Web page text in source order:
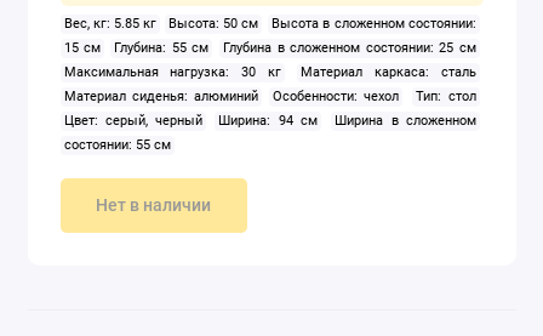
Вес, кг: 5.85 кг Высота: 50 см
Высота в сложенном состоянии:
15 см
Глубина: 55 см
Глубина в сложенном состоянии: 25 см
Максимальная нагрузка: 30 кг
Материал каркаса: сталь
Материал сиденья: алюминий
Особенности: чехол
Тип: стол
Цвет: серый, черный
Ширина: 94 см
Ширина в сложенном
состоянии: 55 см
Нет в наличии